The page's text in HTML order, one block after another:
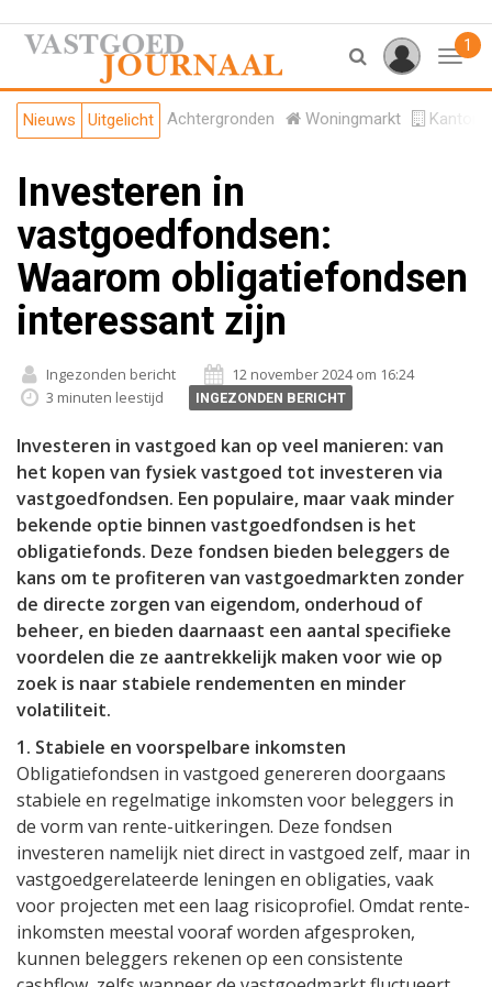
1
Nieuws Uitgelicht Achtergronden Woningmarkt
Investeren in
vastgoedfondsen:
Waarom obligatiefondsen
interessant zijn
Ingezonden bericht
12 november 2024 om 16:24
3 minuten leestijd
INGEZONDEN BERICHT
Investeren in vastgoed kan op veel manieren: van
het kopen van fysiek vastgoed tot investeren via
vastgoedfondsen. Een populaire, maar vaak minder
bekende optie binnen vastgoedfondsen is het
obligatiefonds. Deze fondsen bieden beleggers de
kans om te profiteren van vastgoedmarkten zonder
de directe zorgen van eigendom, onderhoud of
beheer, en bieden daarnaast een aantal specifieke
voordelen die ze aantrekkelijk maken voor wie op
zoek is naar stabiele rendementen en minder
volatiliteit.
1. Stabiele en voorspelbare inkomsten
Obligatiefondsen in vastgoed genereren doorgaans
stabiele en regelmatige inkomsten voor beleggers in
de vorm van rente-uitkeringen. Deze fondsen
investeren namelijk niet direct in vastgoed zelf, maar in
vastgoedgerelateerde leningen en obligaties, vaak
voor projecten met een laag risicoprofiel. Omdat rente-
inkomsten meestal vooraf worden afgesproken,
kunnen beleggers rekenen op een consistente